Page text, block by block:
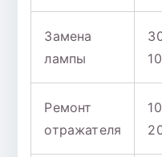
Замена
лампы
Ремонт
отражателя